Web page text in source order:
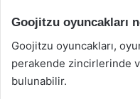
Goojitzu oyuncakları
Goojitzu oyuncakları,
perakende zincirlerinde
bulunabilir.